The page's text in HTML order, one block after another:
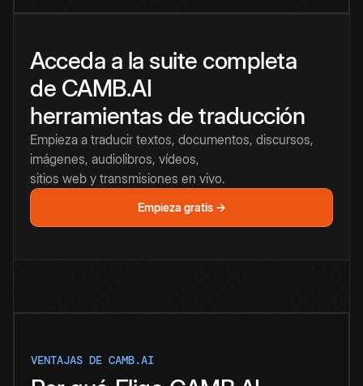
Acceda a la suite completa
de CAMB.AI
herramientas de traducción
Empieza a traducir textos, documentos, discursos,
imágenes, audiolibros, vídeos,
sitios web y transmisiones en vivo.
Empieza gratis →
VENTAJAS DE CAMB.AI